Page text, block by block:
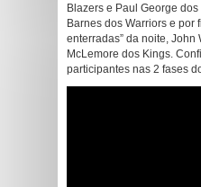
Blazers e Paul George
Barnes dos Warriors e por
enterradas” da noite, John
McLemore dos Kings.
participantes nas 2 fases